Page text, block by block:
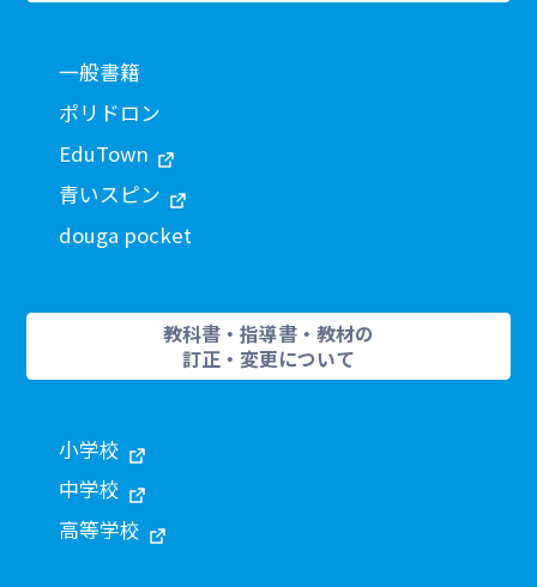
一般書籍
ポリドロン
EduTown
青いスピン
douga pocket
教科書・指導書・教材の
訂正・変更について
小学校
中学校
高等学校